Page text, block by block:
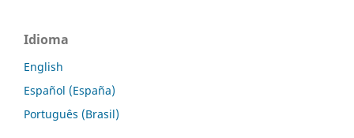
Idioma
English
Español (España)
Português (Brasil)